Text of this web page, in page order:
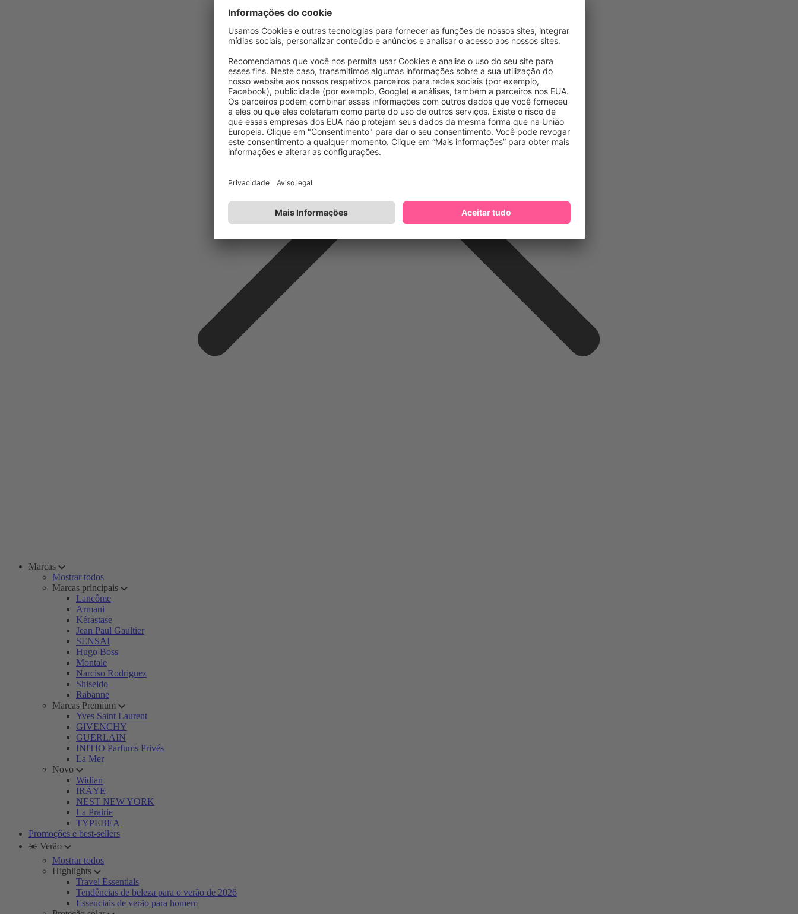
Marcas
Mostrar todos
Marcas principais
Lancôme
Armani
Kérastase
Jean Paul Gaultier
SENSAI
Hugo Boss
Montale
Narciso Rodriguez
Shiseido
Rabanne
Marcas Premium
Yves Saint Laurent
GIVENCHY
GUERLAIN
INITIO Parfums Privés
La Mer
Novo
Widian
IRÄYE
NEST NEW YORK
La Prairie
TYPEBEA
Promoções e best-sellers
☀️ Verão
Mostrar todos
Highlights
Travel Essentials
Tendências de beleza para o verão de 2026
Essenciais de verão para homem